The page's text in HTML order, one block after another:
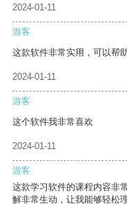
2024-01-11
游客
这款软件非常实用，可以帮
2024-01-11
游客
这个软件我非常喜欢
2024-01-11
游客
这款学习软件的课程内容非
解非常生动，让我能够轻松